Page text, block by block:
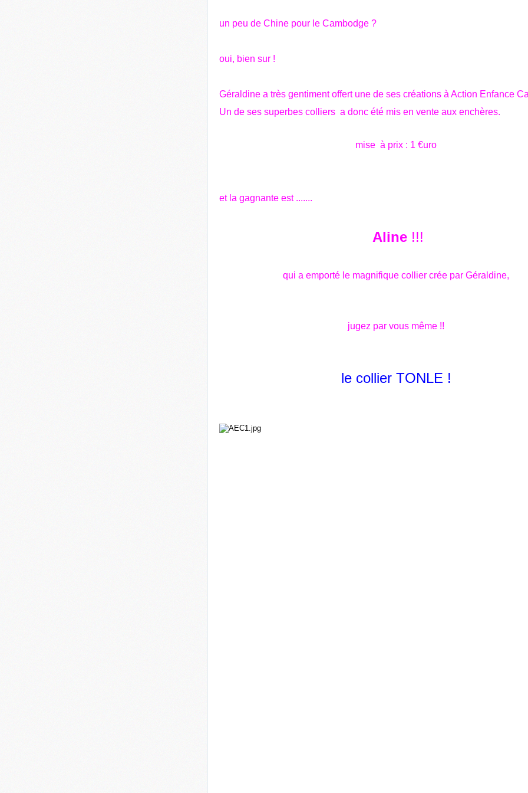
un peu de Chine pour le Cambodge ?
oui, bien sur !
Géraldine a très gentiment offert une de ses créations à Action Enfance
Un de ses superbes colliers a donc été mis en vente aux enchères.
mise à prix : 1 €uro
et la gagnante est .......
Aline !!!
qui a emporté le magnifique collier crée par Géraldine,
jugez par vous même !!
le collier TONLE !